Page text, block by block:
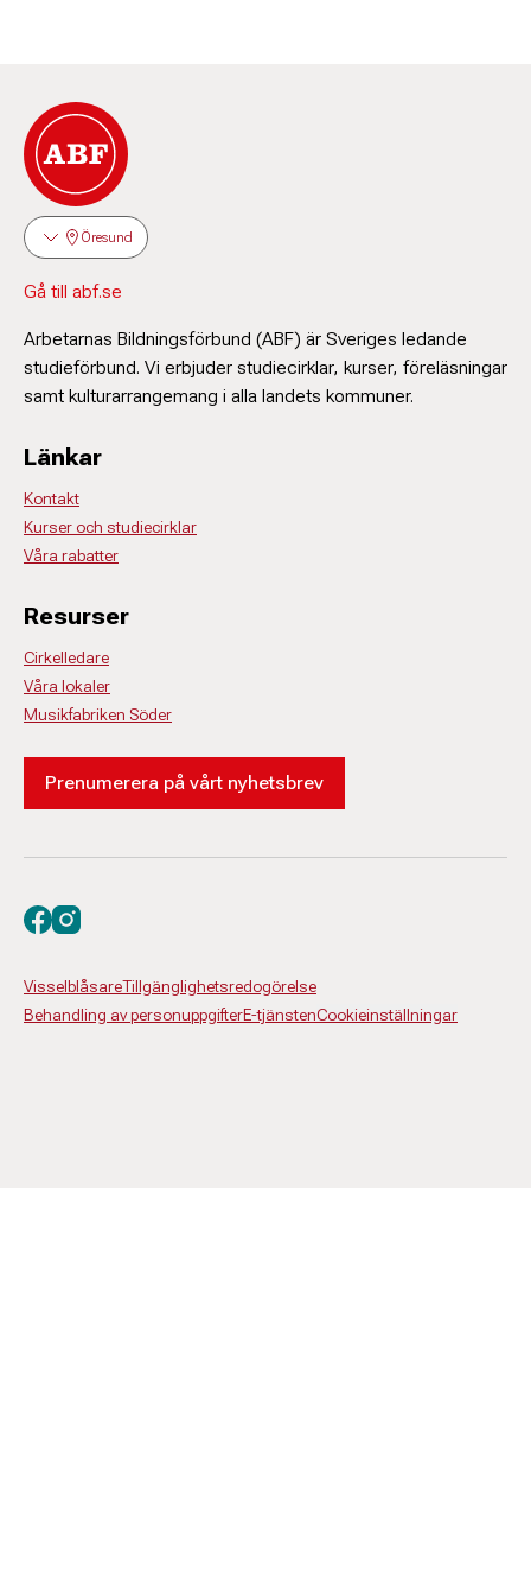
Öresund
Gå till abf.se
Arbetarnas Bildningsförbund (ABF) är Sveriges ledande
studieförbund. Vi erbjuder studiecirklar, kurser, föreläsningar
samt kulturarrangemang i alla landets kommuner.
Länkar
Kontakt
Kurser och studiecirklar
Våra rabatter
Resurser
Cirkelledare
Våra lokaler
Musikfabriken Söder
Prenumerera på vårt nyhetsbrev
VisselblåsareTillgänglighetsredogörelse
Behandling av personuppgifterE-tjänstenCookieinställningar
Besök oss på facebook
Besök oss på instagram